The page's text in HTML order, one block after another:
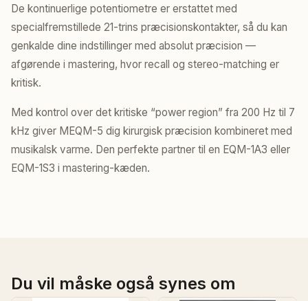
De kontinuerlige potentiometre er erstattet med
specialfremstillede 21-trins præcisionskontakter, så du kan
genkalde dine indstillinger med absolut præcision —
afgørende i mastering, hvor recall og stereo-matching er
kritisk.
Med kontrol over det kritiske “power region” fra 200 Hz til 7
kHz giver MEQM-5 dig kirurgisk præcision kombineret med
musikalsk varme. Den perfekte partner til en EQM-1A3 eller
EQM-1S3 i mastering-kæden.
Du vil måske også synes om